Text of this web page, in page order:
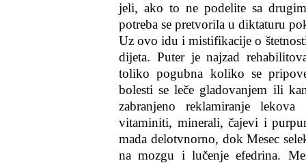
jeli, ako to ne podelite sa
potreba se pretvorila u diktaturu
Uz ovo idu i mistifikacije o
dijeta. Puter je najzad
toliko pogubna koliko se
bolesti se leče gladovanjem ili
zabranjeno reklamiranje
vitaminiti, minerali, čajevi i
mada delotvnorno, dok Mesec
na mozgu i lučenje efedrina.